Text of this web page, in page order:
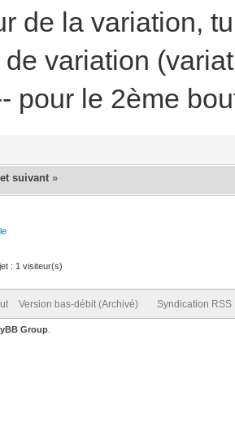
de la variation,
variation
pour le 2ème
suivant »
: 1 visiteur(s)
Version bas-débit (Archivé) Syndication RSS
Group